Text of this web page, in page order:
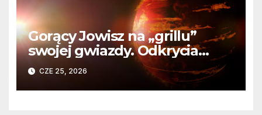
Gorący Jowisz na „grillu”
swojej gwiazdy. Odkrycia
Teleskopu Webba o HD
80606 b
CZE 25, 2026